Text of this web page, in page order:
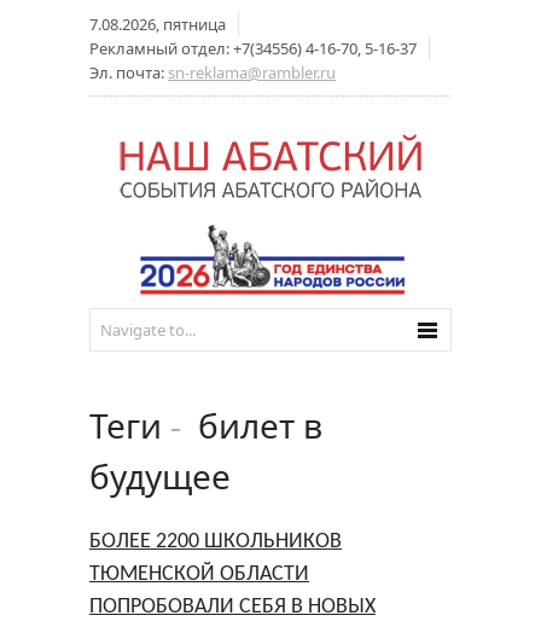
7.08.2026, пятница
Рекламный отдел: +7(34556) 4-16-70, 5-16-37
Эл. почта: sn-reklama@rambler.ru
Теги - билет в
будущее
БОЛЕЕ 2200 ШКОЛЬНИКОВ
ТЮМЕНСКОЙ ОБЛАСТИ
ПОПРОБОВАЛИ СЕБЯ В НОВЫХ